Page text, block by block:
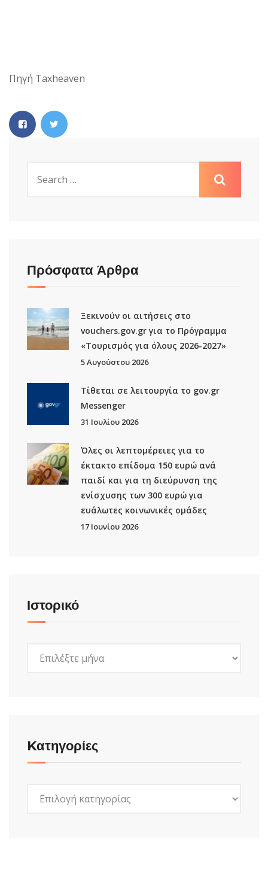
Πηγή Taxheaven
Πρόσφατα Άρθρα
Ξεκινούν οι αιτήσεις στο
vouchers.gov.gr για το Πρόγραμμα
«Τουρισμός για όλους 2026-2027»
5 Αυγούστου 2026
Τίθεται σε λειτουργία το gov.gr
Μessenger
31 Ιουλίου 2026
Όλες οι λεπτομέρειες για το
έκτακτο επίδομα 150 ευρώ ανά
παιδί και για τη διεύρυνση της
ενίσχυσης των 300 ευρώ για
ευάλωτες κοινωνικές ομάδες
17 Ιουνίου 2026
Ιστορικό
Kατηγορίες